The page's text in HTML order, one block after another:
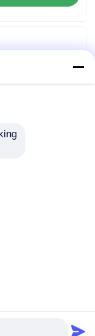
Co., Ltd.. All